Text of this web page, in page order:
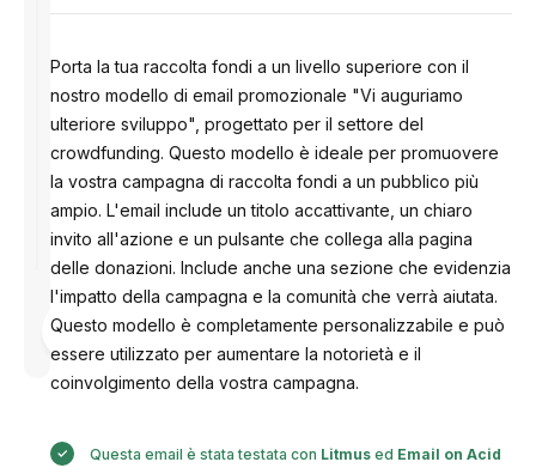
da
Anastasiia
Porta la tua raccolta fondi a un livello superiore con il
nostro modello di email promozionale "Vi auguriamo
ulteriore sviluppo", progettato per il settore del
crowdfunding. Questo modello è ideale per promuovere
la vostra campagna di raccolta fondi a un pubblico più
ampio. L'email include un titolo accattivante, un chiaro
invito all'azione e un pulsante che collega alla pagina
delle donazioni. Include anche una sezione che evidenzia
l'impatto della campagna e la comunità che verrà aiutata.
Questo modello è completamente personalizzabile e può
essere utilizzato per aumentare la notorietà e il
coinvolgimento della vostra campagna.
Questa email è stata testata con Litmus ed Email on Acid